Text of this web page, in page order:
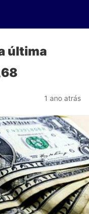
última
1 ano atrás